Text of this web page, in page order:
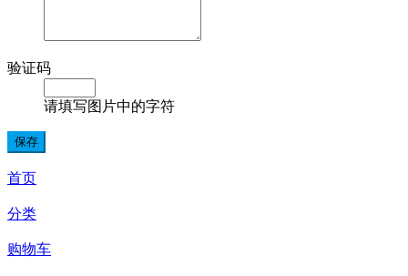
验证码
请填写图片中的字符
首页
分类
购物车